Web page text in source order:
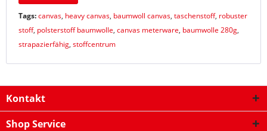
Tags:canvas, heavy canvas, baumwoll canvas, taschenstoff, robuster
stoff, polsterstoff baumwolle, canvas meterware, baumwolle 280g,
strapazierfähig, stoffcentrum
Kontakt
Shop Service